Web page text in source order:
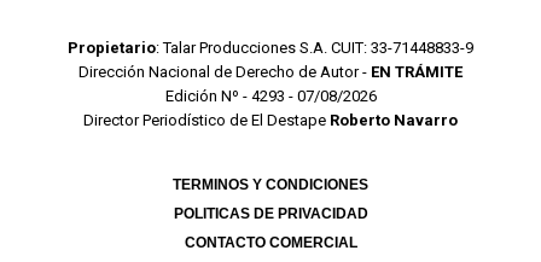
Propietario: Talar Producciones S.A. CUIT: 33-71448833-9
Dirección Nacional de Derecho de Autor - EN TRÁMITE
Edición Nº - 4293 - 07/08/2026
Director Periodístico de El Destape Roberto Navarro
TERMINOS Y CONDICIONES
POLITICAS DE PRIVACIDAD
CONTACTO COMERCIAL